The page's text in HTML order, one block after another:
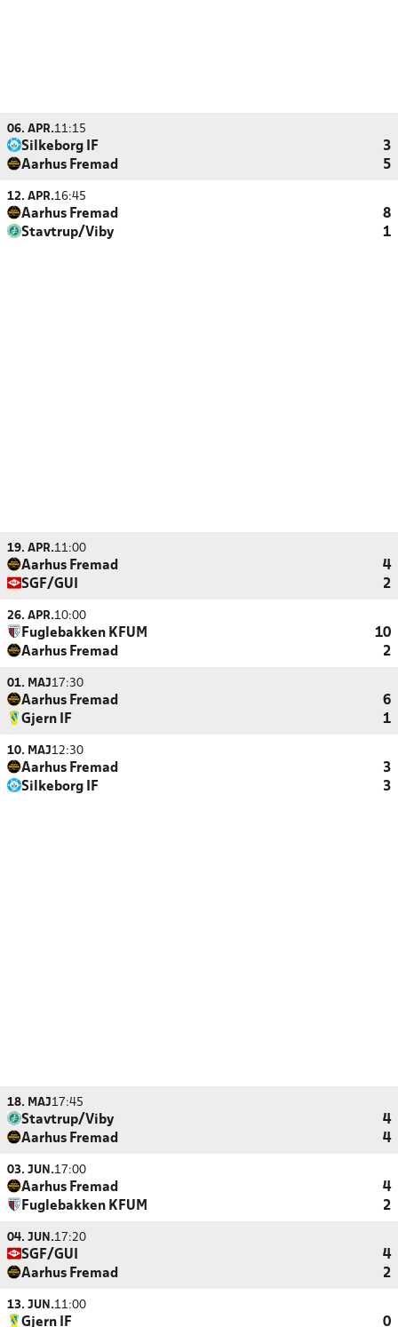
06. APR.11:15
Silkeborg IF
3
Aarhus Fremad
5
12. APR.16:45
Aarhus Fremad
8
Stavtrup/Viby
1
19. APR.11:00
Aarhus Fremad
4
SGF/GUI
2
26. APR.10:00
Fuglebakken KFUM
10
Aarhus Fremad
2
01. MAJ17:30
Aarhus Fremad
6
Gjern IF
1
10. MAJ12:30
Aarhus Fremad
3
Silkeborg IF
3
18. MAJ17:45
Stavtrup/Viby
4
Aarhus Fremad
4
03. JUN.17:00
Aarhus Fremad
4
Fuglebakken KFUM
2
04. JUN.17:20
SGF/GUI
4
Aarhus Fremad
2
13. JUN.11:00
Gjern IF 0